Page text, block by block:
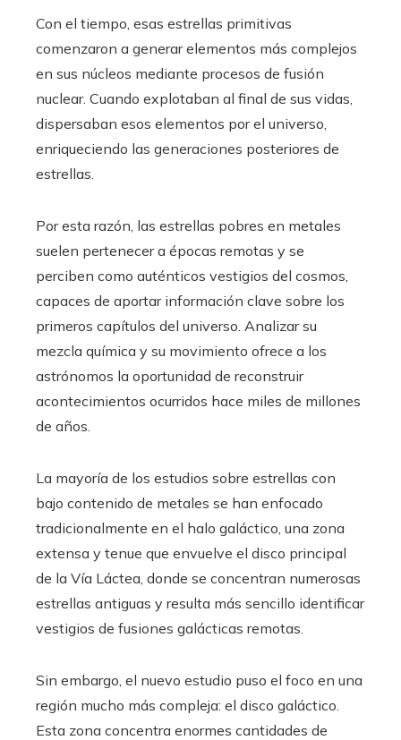
Con el tiempo, esas estrellas primitivas
comenzaron a generar elementos más complejos
en sus núcleos mediante procesos de fusión
nuclear. Cuando explotaban al final de sus vidas,
dispersaban esos elementos por el universo,
enriqueciendo las generaciones posteriores de
estrellas.
Por esta razón, las estrellas pobres en metales
suelen pertenecer a épocas remotas y se
perciben como auténticos vestigios del cosmos,
capaces de aportar información clave sobre los
primeros capítulos del universo. Analizar su
mezcla química y su movimiento ofrece a los
astrónomos la oportunidad de reconstruir
acontecimientos ocurridos hace miles de millones
de años.
La mayoría de los estudios sobre estrellas con
bajo contenido de metales se han enfocado
tradicionalmente en el halo galáctico, una zona
extensa y tenue que envuelve el disco principal
de la Vía Láctea, donde se concentran numerosas
estrellas antiguas y resulta más sencillo identificar
vestigios de fusiones galácticas remotas.
Sin embargo, el nuevo estudio puso el foco en una
región mucho más compleja: el disco galáctico.
Esta zona concentra enormes cantidades de